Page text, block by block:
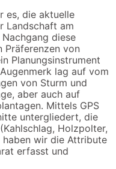
es, die aktuelle
Landschaft am
diese
Präferenzen von
Planungsinstrument
lag auf vom
von Sturm und
aber auch auf
Mittels GPS
untergliedert, die
Holzpolter,
wir die Attribute
erfasst und